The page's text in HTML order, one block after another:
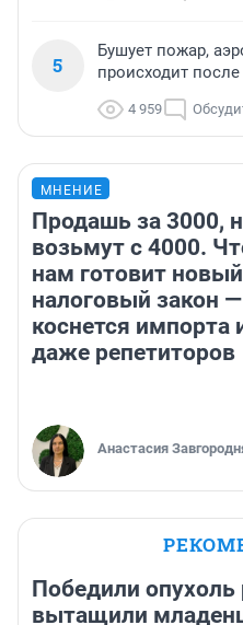
5
Бушует пожар,
происходит
4 959
МНЕНИЕ
Продашь за 3000,
возьмут с 4000.
нам готовит новый
налоговый закон
коснется импорта
даже репетиторов
Анастасия
Победили
вытащили